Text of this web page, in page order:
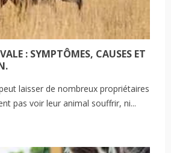
: SYMPTÔMES, CAUSES ET
laisser de nombreux propriétaires
pas voir leur animal souffrir, ni...